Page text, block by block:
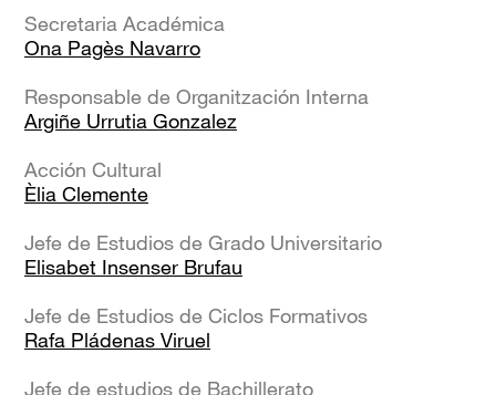
Secretaria Académica
Ona Pagès Navarro
Responsable de Organitzación Interna
Argiñe Urrutia Gonzalez
Acción Cultural
Èlia Clemente
Jefe de Estudios de Grado Universitario
Elisabet Insenser Brufau
Jefe de Estudios de Ciclos Formativos
Rafa Pládenas Viruel
Jefe de estudios de Bachillerato